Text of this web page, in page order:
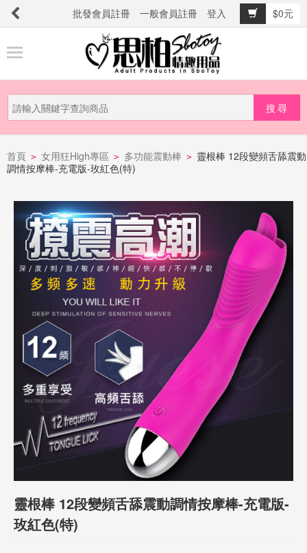
批發會員註冊 一般會員註冊 登入
$0元
品
新
品
上
詐
發
明
首頁 > 女用狂High專區 > 多功能震動棒 > 靈根棒 12段變頻舌舔震動
調情按摩棒-充電版-玫紅色(特)
靈根棒 12段變頻舌舔震動調情按摩棒-充電版-
玫紅色(特)